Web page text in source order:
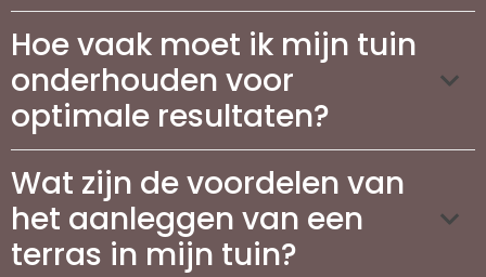
Hoe vaak moet ik mijn tuin
onderhouden voor
optimale resultaten?
Wat zijn de voordelen van
het aanleggen van een
terras in mijn tuin?